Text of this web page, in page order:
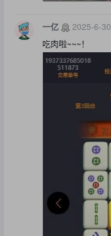
一亿 2025-6-30
吃肉啦~~~！